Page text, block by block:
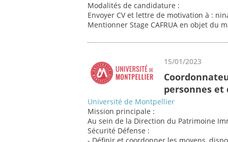
Modalités de candidature :
Envoyer CV et lettre de motivation à :
Mentionner Stage CAFRUA en objet du
15/01/2023
personnes et
Université de Montpellier
Mission principale :
Au sein de la Direction du Patrimoine
Sécurité Défense :